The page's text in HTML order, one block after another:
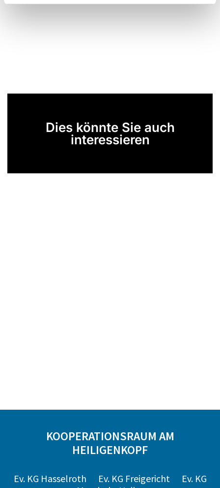
Dies könnte Sie auch
interessieren
KOOPERATIONSRAUM AM
HEILIGENKOPF
Ev. KG Hasselroth Ev. KG Freigericht
Ev. KG